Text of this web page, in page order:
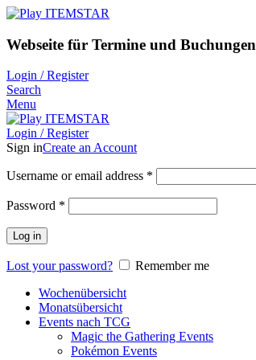
Webseite für Termine und Buchungen
Login / Register
Search
Menu
Login / Register
Sign inCreate an Account
Username or email address *
Password *
Log in
Lost your password?
Remember me
Wochenübersicht
Monatsübersicht
Events nach TCG
Magic the Gathering Events
Pokémon Events